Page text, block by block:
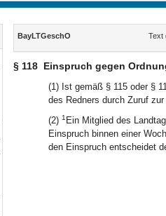
Inhalt
BayLTGeschO Text
§ 118 Einspruch gegen
(1) Ist gemäß § 115 oder §
des Redners durch Zuruf
(2) 1 Ein Mitglied des
Einspruch binnen einer
den Einspruch entscheidet